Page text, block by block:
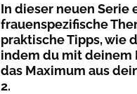
In dieser neuen Serie
frauenspezifische
praktische Tipps, wie
indem du mit deinem
das Maximum aus
2.